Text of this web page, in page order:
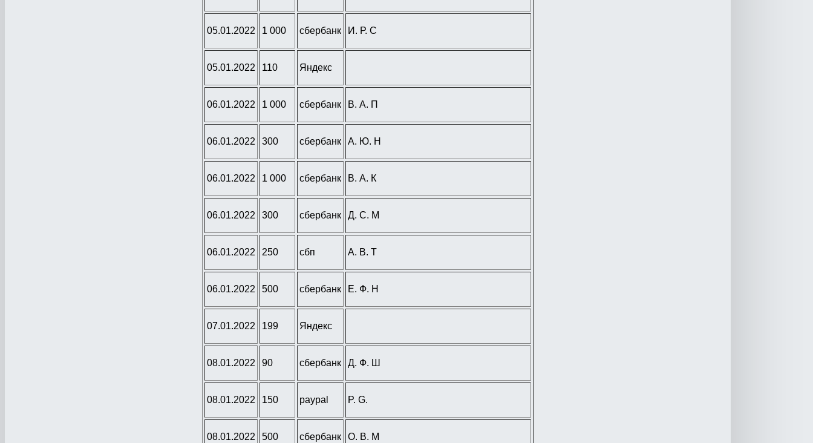
05.01.2022 1 000 сбербанк И. Р. С
05.01.2022 110 Яндекс
06.01.2022 1 000 сбербанк В. А. П
06.01.2022 300 сбербанк А. Ю. Н
06.01.2022 1 000 сбербанк В. А. К
06.01.2022 300 сбербанк Д. С. М
06.01.2022 250 сбп А. В. Т
06.01.2022 500 сбербанк Е. Ф. Н
07.01.2022 199 Яндекс
08.01.2022 90 сбербанк Д. Ф. Ш
08.01.2022 150 paypal P. G.
08.01.2022 500 сбербанк О. В. М